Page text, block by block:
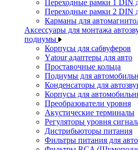
Переходные рамки 1 DIN
Переходные рамки 2 DIN
Карманы для
Аксессуары для монтажа
подиумы
Корпусы для сабвуферов
Yаtour адаптеры для авто
Проставочные кольца
Подиумы для
Конденсаторы для
Корпусы для
Преобразователи уровня
Акустические терминалы
Регуляторы уровня
Дистрибьюторы питания
Фильтры питания для